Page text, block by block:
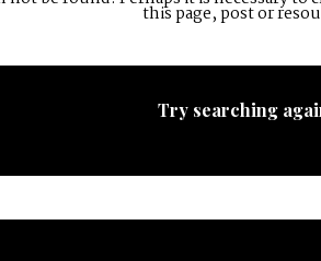
this page, post or
Try searching